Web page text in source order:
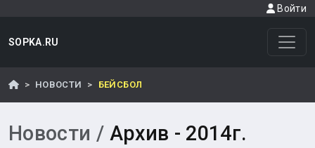
Войти
SOPKA.RU
НОВОСТИ БЕЙСБОЛ
Новости / Архив - 2014г.